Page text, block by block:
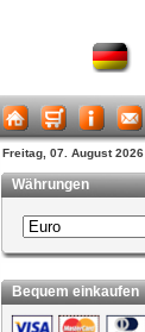
Freitag, 07. August 2026
Währungen
Bequem einkaufen